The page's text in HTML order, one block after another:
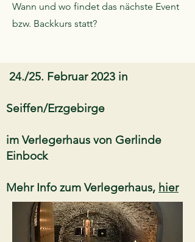
Wann und wo findet das nächste Event
bzw. Backkurs statt?
24./25. Februar 2023 in
Seiffen/Erzgebirge
im Verlegerhaus von Gerlinde
Einbock
Mehr Info zum Verlegerhaus, hier